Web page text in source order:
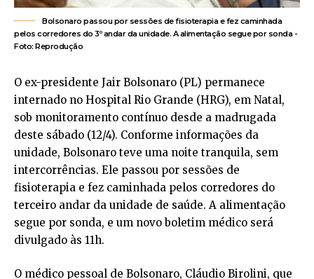
Bolsonaro passou por sessões de fisioterapia e fez caminhada
pelos corredores do 3º andar da unidade. A alimentação segue por sonda -
Foto: Reprodução
O ex-presidente Jair Bolsonaro (PL) permanece
internado no Hospital Rio Grande (HRG), em Natal,
sob monitoramento contínuo desde a madrugada
deste sábado (12/4). Conforme informações da
unidade, Bolsonaro teve uma noite tranquila, sem
intercorrências. Ele passou por sessões de
fisioterapia e fez caminhada pelos corredores do
terceiro andar da unidade de saúde. A alimentação
segue por sonda, e um novo boletim médico será
divulgado às 11h.
O médico pessoal de Bolsonaro, Cláudio Birolini, que